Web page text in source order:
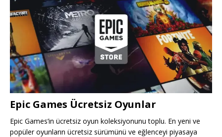
Epic Games Ücretsiz Oyunlar
Epic Games’in ücretsiz oyun koleksiyonunu toplu. En yeni ve
popüler oyunların ücretsiz sürümünü ve eğlenceyi piyasaya